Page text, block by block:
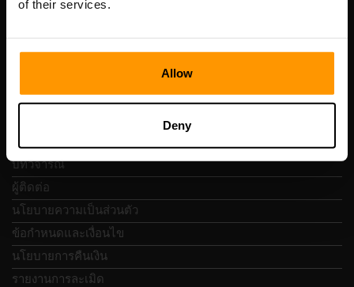
of their services.
Allow
Deny
ที่อยู่: Harju maakond, Tallinn, Kesklinna linnaosa,
การนำทางแบบรวดเร็ว
บทวิจารณ์
ผู้ติดต่อ
นโยบายความเป็นส่วนตัว
ข้อกำหนดและเงื่อนไข
นโยบายการคืนเงิน
รายงานการละเมิด